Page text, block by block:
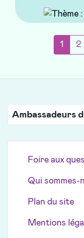
1 2
Ambassadeurs
Foire aux
Qui sommes-
Plan du site
Mentions